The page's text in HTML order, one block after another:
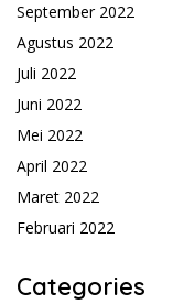
September 2022
Agustus 2022
Juli 2022
Juni 2022
Mei 2022
April 2022
Maret 2022
Februari 2022
Categories